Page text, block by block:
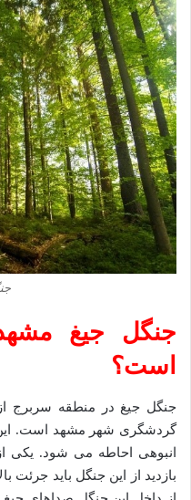
جنگل جیغ
است؟
جنگل جیغ در منطقه سربرج
گردشگری شهر مشهد است.
انبوهی احاطه می شود. یکی
بازدید از این جنگل باید